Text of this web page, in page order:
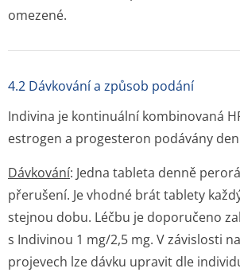
omezené.
4.2 Dávkování a způsob podání
Indivina je kontinuální kombinovaná
estrogen a progesteron podávány
Dávkování: Jedna tableta denně
přerušení. Je vhodné brát tablety
stejnou dobu. Léčbu je doporučeno
s Indivinou 1 mg/2,5 mg. V závislosti
projevech lze dávku upravit dle